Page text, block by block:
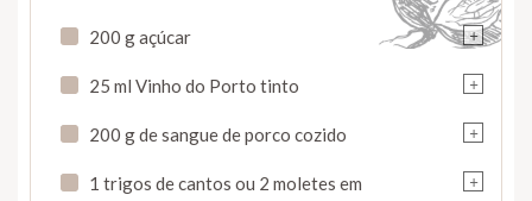
+
200 g açúcar
+
25 ml Vinho do Porto tinto
+
200 g de sangue de porco cozido
+
1 trigos de cantos ou 2 moletes em